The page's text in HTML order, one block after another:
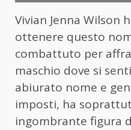
Vivian Jenna Wilson
ottenere questo
combattuto per
maschio dove si
abiurato nome e
imposti, ha
ingombrante figura